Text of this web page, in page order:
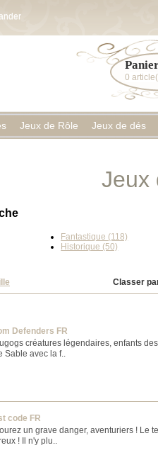
0
Jeux de Rôle Jeux de dés
Jeux
Fantastique (118)
Historique (50)
Classer
Defenders FR
créatures légendaires, enfants
Sable avec la f..
code FR
un grave danger, aventuriers ! Le
! Il n'y plu..